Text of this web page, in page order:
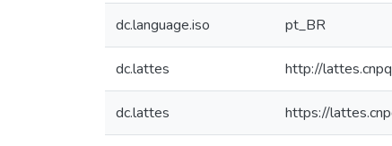
dc.language.iso pt_BR
dc.lattes http://
dc.lattes https://